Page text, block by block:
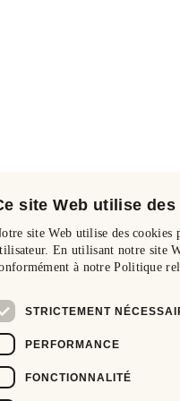
site Web utilise
site Web utilise des cookies
En utilisant notre site
à notre Politique
STRICTEMENT
PERFORMANCE
FONCTIONNALITÉ